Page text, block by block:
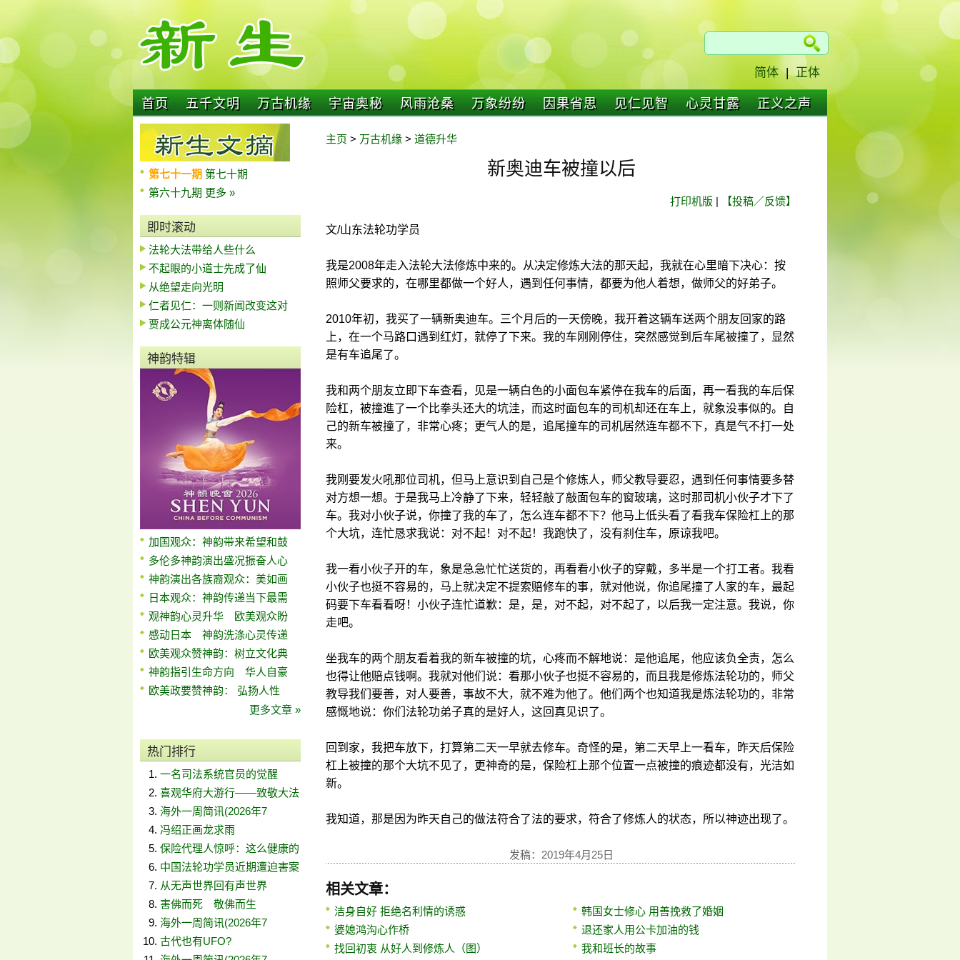
简体 | 正体
首页 五千文明 万古机缘 宇宙奥秘 风雨沧桑 万象纷纷 因果省思 见仁见智 心灵甘露 正义之声
第七十一期 第七十期
第六十九期 更多 »
即时滚动
法轮大法带给人些什么
不起眼的小道士先成了仙
从绝望走向光明
仁者见仁：一则新闻改变这对
贾成公元神离体随仙
神韵特辑
加国观众：神韵带来希望和鼓
多伦多神韵演出盛况振奋人心
神韵演出各族裔观众：美如画
日本观众：神韵传递当下最需
观神韵心灵升华 欧美观众盼
感动日本 神韵洗涤心灵传递
欧美观众赞神韵：树立文化典
神韵指引生命方向 华人自豪
欧美政要赞神韵： 弘扬人性
更多文章 »
热门排行
一名司法系统官员的觉醒
喜观华府大游行——致敬大法
海外一周简讯(2026年7
冯绍正画龙求雨
保险代理人惊呼：这么健康的
中国法轮功学员近期遭迫害案
从无声世界回有声世界
害佛而死 敬佛而生
海外一周简讯(2026年7
古代也有UFO?
主页 > 万古机缘 > 道德升华
新奥迪车被撞以后
打印机版 | 【投稿／反馈】
文/山东法轮功学员
我是2008年走入法轮大法修炼中来的。从决定修炼大法的那天起，我就在心里暗下决心：按
照师父要求的，在哪里都做一个好人，遇到任何事情，都要为他人着想，做师父的好弟子。
2010年初，我买了一辆新奥迪车。三个月后的一天傍晚，我开着这辆车送两个朋友回家的路
上，在一个马路口遇到红灯，就停了下来。我的车刚刚停住，突然感觉到后车尾被撞了，显然
是有车追尾了。
我和两个朋友立即下车查看，见是一辆白色的小面包车紧停在我车的后面，再一看我的车后保
险杠，被撞進了一个比拳头还大的坑洼，而这时面包车的司机却还在车上，就象没事似的。自
己的新车被撞了，非常心疼；更气人的是，追尾撞车的司机居然连车都不下，真是气不打一处
来。
我刚要发火吼那位司机，但马上意识到自己是个修炼人，师父教导要忍，遇到任何事情要多替
对方想一想。于是我马上冷静了下来，轻轻敲了敲面包车的窗玻璃，这时那司机小伙子才下了
车。我对小伙子说，你撞了我的车了，怎么连车都不下？他马上低头看了看我车保险杠上的那
个大坑，连忙恳求我说：对不起！对不起！我跑快了，没有刹住车，原谅我吧。
我一看小伙子开的车，象是急急忙忙送货的，再看看小伙子的穿戴，多半是一个打工者。我看
小伙子也挺不容易的，马上就决定不提索赔修车的事，就对他说，你追尾撞了人家的车，最起
码要下车看看呀！小伙子连忙道歉：是，是，对不起，对不起了，以后我一定注意。我说，你
走吧。
坐我车的两个朋友看着我的新车被撞的坑，心疼而不解地说：是他追尾，他应该负全责，怎么
也得让他赔点钱啊。我就对他们说：看那小伙子也挺不容易的，而且我是修炼法轮功的，师父
教导我们要善，对人要善，事故不大，就不难为他了。他们两个也知道我是炼法轮功的，非常
感慨地说：你们法轮功弟子真的是好人，这回真见识了。
回到家，我把车放下，打算第二天一早就去修车。奇怪的是，第二天早上一看车，昨天后保险
杠上被撞的那个大坑不见了，更神奇的是，保险杠上那个位置一点被撞的痕迹都没有，光洁如
新。
我知道，那是因为昨天自己的做法符合了法的要求，符合了修炼人的状态，所以神迹出现了。
发稿：2019年4月25日
相关文章：
洁身自好 拒绝名利情的诱惑
婆媳鸿沟心作桥
找回初衷 从好人到修炼人（图）
韩国女士修心 用善挽救了婚姻
退还家人用公卡加油的钱
我和班长的故事